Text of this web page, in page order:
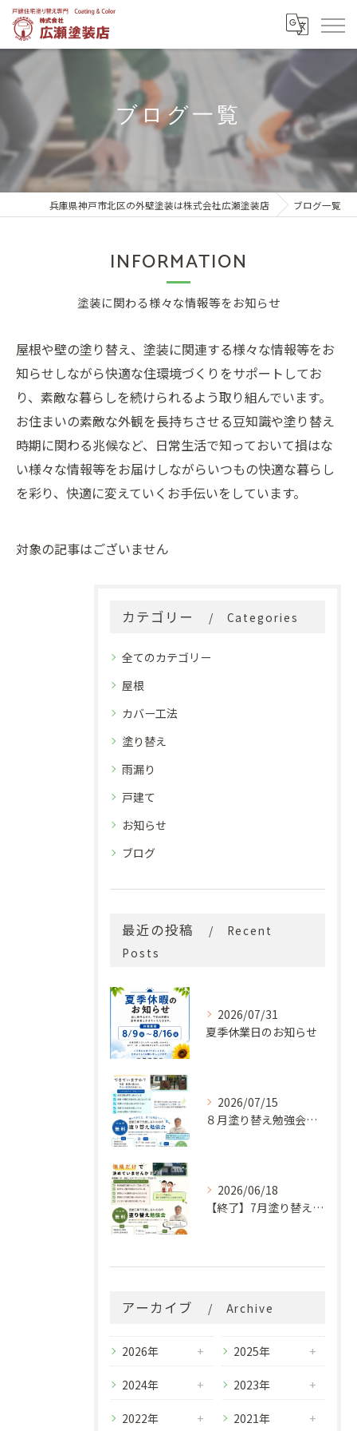
ブログ一覧
兵庫県神戸市北区の外壁塗装は株式会社広瀬塗装店 ブログ一覧
INFORMATION
塗装に関わる様々な情報等をお知らせ
屋根や壁の塗り替え、塗装に関連する様々な情報等をお
知らせしながら快適な住環境づくりをサポートしてお
り、素敵な暮らしを続けられるよう取り組んでいます。
お住まいの素敵な外観を長持ちさせる豆知識や塗り替え
時期に関わる兆候など、日常生活で知っておいて損はな
い様々な情報等をお届けしながらいつもの快適な暮らし
を彩り、快適に変えていくお手伝いをしています。
対象の記事はございません
カテゴリー Categories
全てのカテゴリー
屋根
カバー工法
塗り替え
雨漏り
戸建て
お知らせ
ブログ
最近の投稿
Recent
Posts
2026/07/31
夏季休業日のお知らせ
2026/07/15
８月塗り替え勉強会開催のお知らせ
2026/06/18
【終了】7月塗り替え勉強会のお知らせ
アーカイブ Archive
2026年 2025年
2024年 2023年
2022年 2021年